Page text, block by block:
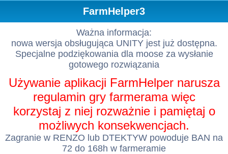
FarmHelper3
Ważna informacja:
nowa wersja obsługująca UNITY jest już dostępna.
Specjalne podziękowania dla moose za wysłanie
gotowego rozwiązania
Używanie aplikacji FarmHelper narusza
regulamin gry farmerama więc
korzystaj z niej rozważnie i pamiętaj o
możliwych konsekwencjach.
Zagranie w RENZO lub DTEKTYW powoduje BAN na
72 do 168h w farmeramie